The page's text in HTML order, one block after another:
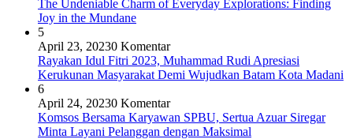
The Undeniable Charm of Everyday Explorations: Finding
Joy in the Mundane
5
April 23, 20230 Komentar
Rayakan Idul Fitri 2023, Muhammad Rudi Apresiasi
Kerukunan Masyarakat Demi Wujudkan Batam Kota Madani
6
April 24, 20230 Komentar
Komsos Bersama Karyawan SPBU, Sertua Azuar Siregar
Minta Layani Pelanggan dengan Maksimal